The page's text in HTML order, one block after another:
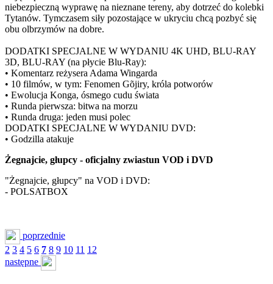
niebezpieczną wyprawę na nieznane tereny, aby dotrzeć do kolebki
Tytanów. Tymczasem siły pozostające w ukryciu chcą pozbyć się
obu olbrzymów na dobre.
DODATKI SPECJALNE W WYDANIU 4K UHD, BLU-RAY
3D, BLU-RAY (na płycie Blu-Ray):
• Komentarz reżysera Adama Wingarda
• 10 filmów, w tym: Fenomen Gõjiry, króla potworów
• Ewolucja Konga, ósmego cudu świata
• Runda pierwsza: bitwa na morzu
• Runda druga: jeden musi polec
DODATKI SPECJALNE W WYDANIU DVD:
• Godzilla atakuje
Żegnajcie, głupcy - oficjalny zwiastun VOD i DVD
"Żegnajcie, głupcy" na VOD i DVD:
- POLSATBOX
poprzednie
2 3 4 5 6 7 8 9 10 11 12
następne